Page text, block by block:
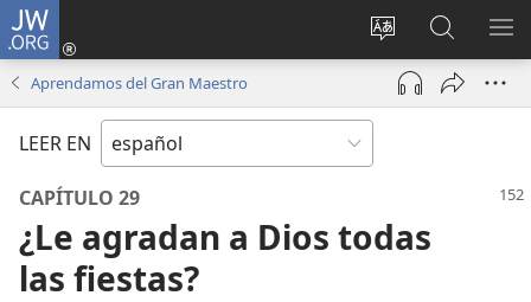
JW.ORG
Cambiar
idioma
del sitio
Iniciar
sesión
(abre
nueva
en
jw.org
Aprendamos del Gran Maestro
LEER EN
CAPÍTULO 29
¿Le agradan a Dios todas
las fiestas?